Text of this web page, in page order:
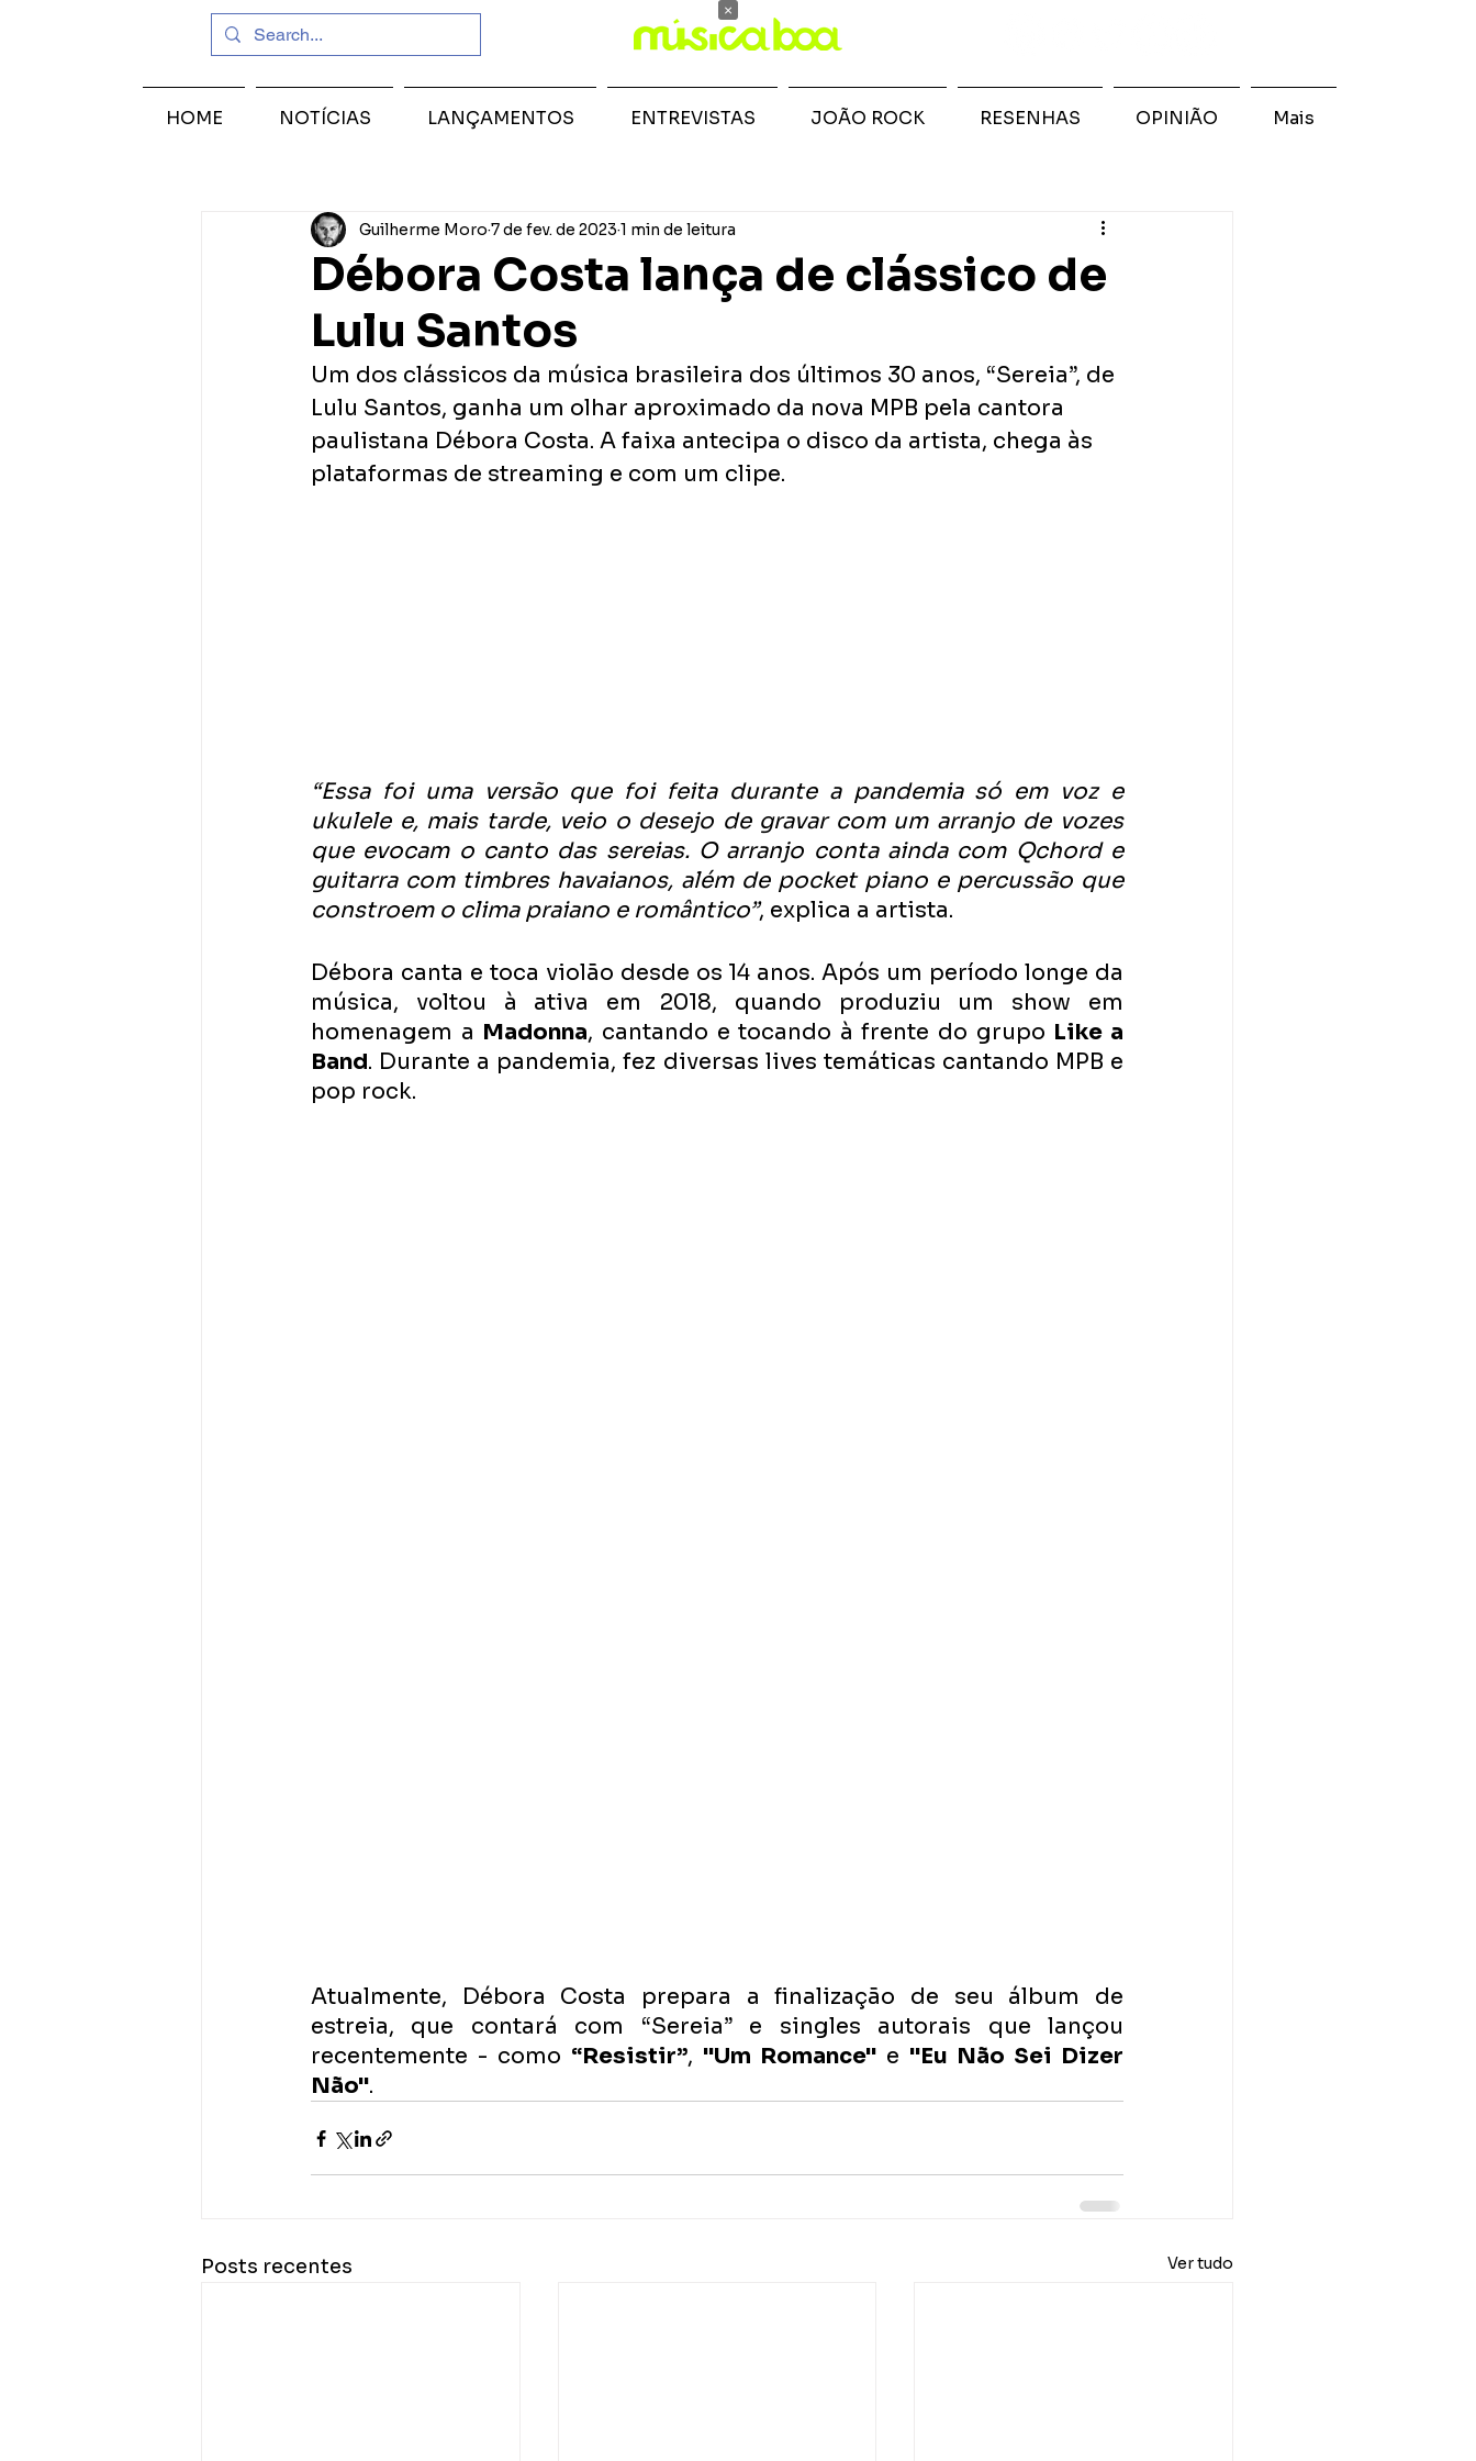
Débora Costa lança de clássico de
Lulu Santos
Guilherme Moro 7 de fev. de 2023 1 min de leitura
Um dos clássicos da música brasileira dos últimos 30 anos, “Sereia”, de
Lulu Santos, ganha um olhar aproximado da nova MPB pela cantora
paulistana Débora Costa. A faixa antecipa o disco da artista, chega às
plataformas de streaming e com um clipe.
“Essa foi uma versão que foi feita durante a pandemia só em voz e
ukulele e, mais tarde, veio o desejo de gravar com um arranjo de vozes
que evocam o canto das sereias. O arranjo conta ainda com Qchord e
guitarra com timbres havaianos, além de pocket piano e percussão que
constroem o clima praiano e romântico”, explica a artista.
Débora canta e toca violão desde os 14 anos. Após um período longe da
música, voltou à ativa em 2018, quando produziu um show em
homenagem a Madonna, cantando e tocando à frente do grupo Like a
Band. Durante a pandemia, fez diversas lives temáticas cantando MPB e
pop rock.
Atualmente, Débora Costa prepara a finalização de seu álbum de
estreia, que contará com “Sereia” e singles autorais que lançou
recentemente - como “Resistir”, "Um Romance" e "Eu Não Sei Dizer
Não".
Posts recentes Ver tudo
HOME NOTÍCIAS LANÇAMENTOS ENTREVISTAS JOÃO ROCK RESENHAS OPINIÃO Mais
×